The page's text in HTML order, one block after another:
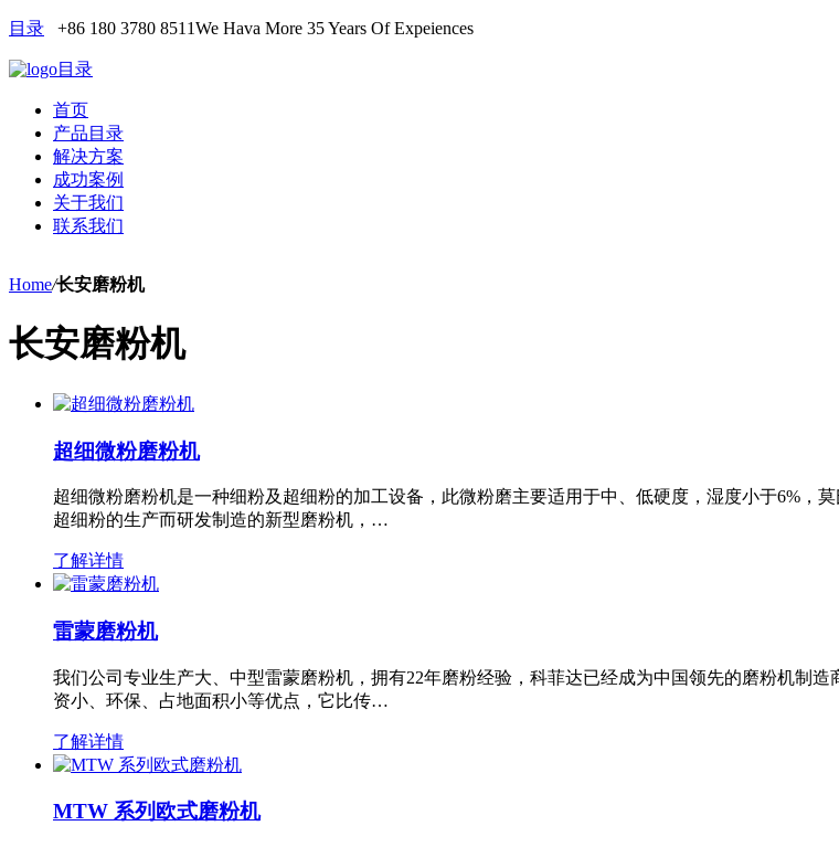
目录 +86 180 3780 8511We Hava More 35 Years Of Expeiences
目录
首页
产品目录
解决方案
成功案例
关于我们
联系我们
Home/长安磨粉机
长安磨粉机
超细微粉磨粉机
超细微粉磨粉机是一种细粉及超细粉的加工设备，此微粉磨主要适用于中、低硬度，湿度小于6%，
超细粉的生产而研发制造的新型磨粉机，…
了解详情
雷蒙磨粉机
我们公司专业生产大、中型雷蒙磨粉机，拥有22年磨粉经验，科菲达已经成为中国领先的磨粉机制
资小、环保、占地面积小等优点，它比传…
了解详情
MTW 系列欧式磨粉机